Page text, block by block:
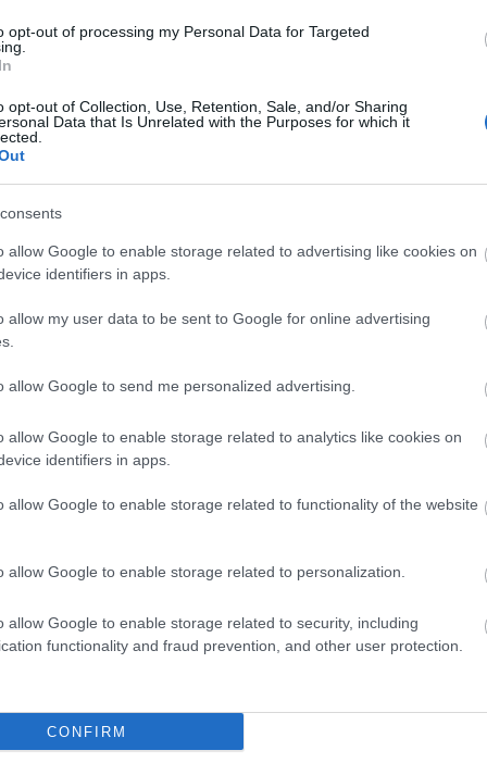
opt-out of processing my Personal Data for Targeted
opt-out of Collection, Use, Retention, Sale, and/or Sharing
Data that Is Unrelated with the Purposes for which it
allow Google to enable storage related to advertising like cookies on
identifiers in apps.
allow my user data to be sent to Google for online advertising
allow Google to send me personalized advertising.
allow Google to enable storage related to analytics like cookies on
identifiers in apps.
allow Google to enable storage related to functionality of the website
allow Google to enable storage related to personalization.
allow Google to enable storage related to security, including
functionality and fraud prevention, and other user protection.
CONFIRM
Erika, Sabák Péter, Szesztay Dávid,
h